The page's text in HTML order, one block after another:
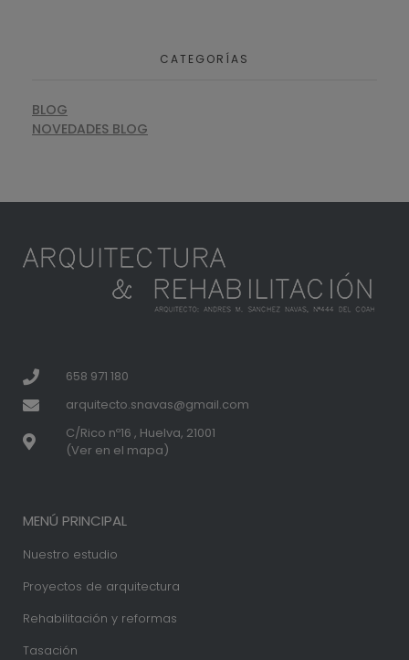
CATEGORÍAS
BLOG
NOVEDADES BLOG
658 971 180
arquitecto.snavas@gmail.com
C/Rico nº16 , Huelva, 21001
(Ver en el mapa)
MENÚ PRINCIPAL
Nuestro estudio
Proyectos de arquitectura
Rehabilitación y reformas
Tasación